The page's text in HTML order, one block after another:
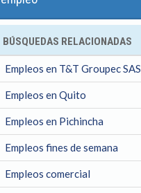
BÚSQUEDAS RELACIONADAS
Empleos en T&T Groupec SAS
Empleos en Quito
Empleos en Pichincha
Empleos fines de semana
Empleos comercial